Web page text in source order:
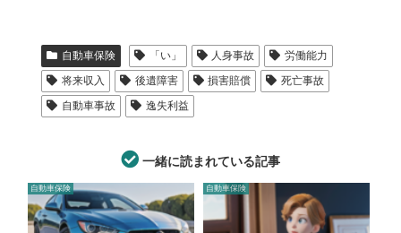
自動車保険 「い」 人身事故
労働能力
将来収入
後遺障害 損害賠償
死亡事故
自動車事故
逸失利益
一緒に読まれている記事
自動車保険 自動車保険